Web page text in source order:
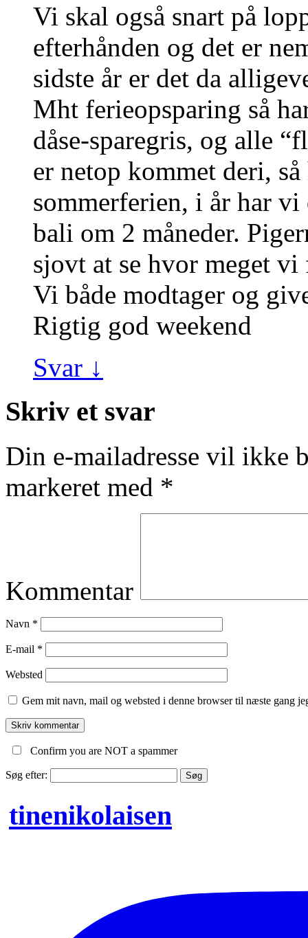
Vi skal også snart på
efterhånden og det er
sidste år er det da
Mht ferieopsparing så
dåse-sparegris, og alle
er netop kommet deri,
sommerferien, i år har
bali om 2 måneder.
sjovt at se hvor meget vi
Vi både modtager og
Rigtig god weekend
Svar ↓
Skriv et svar
Din e-mailadresse vil ikke
markeret med *
Kommentar
Navn *
E-mail *
Websted
Gem mit navn, mail og websted i denne browser til næste gang
Confirm you are NOT a spammer
Søg efter:
tinenikolaisen